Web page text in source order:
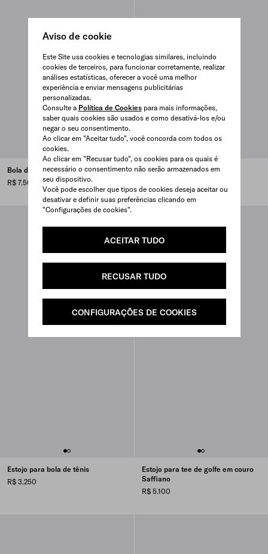
Aviso de cookie
Este Site usa cookies e tecnologias similares, incluindo
cookies de terceiros, para funcionar corretamente, realizar
análises estatísticas, oferecer a você uma melhor
experiência e enviar mensagens publicitárias
personalizadas.
Consulte a Política de Cookiespara mais informações,
saber quais cookies são usados e como desativá-los e/ou
negar o seu consentimento.
Ao clicar em "Aceitar tudo", você concorda com todos os
cookies.
Ao clicar em "Recusar tudo", os cookies para os quais é
necessário o consentimento não serão armazenados em
seu dispositivo.
Você pode escolher que tipos de cookies deseja aceitar ou
desativar e definir suas preferências clicando em
"Configurações de cookies".
ACEITAR TUDO
RECUSAR TUDO
CONFIGURAÇÕES DE COOKIES
Bola de futebol em borracha
R$ 7.500
Corda de pular
Estojo para bola de tênis
R$ 3.250
Estojo para tee de golfe em couro
Saffiano
R$ 5.100